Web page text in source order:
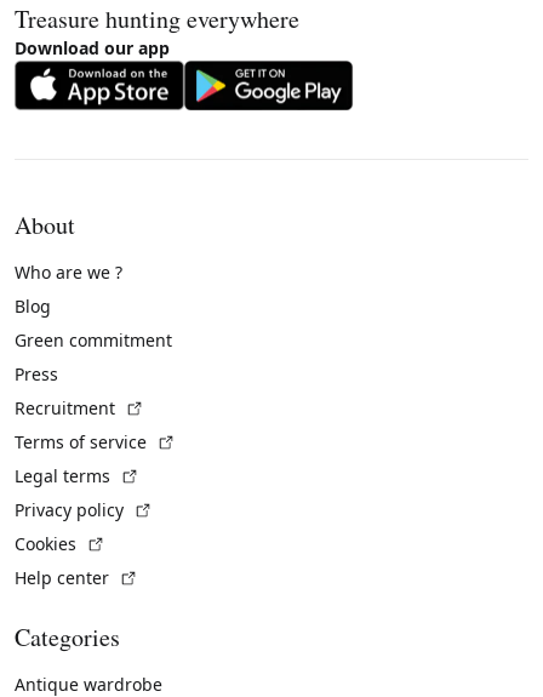
Treasure hunting everywhere
Download our app
About
Who are we ?
Blog
Green commitment
Press
Recruitment
Terms of service
Legal terms
Privacy policy
Cookies
Help center
Categories
Antique wardrobe